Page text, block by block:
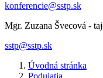
konferencie@sstp.sk
Mgr. Zuzana Švecová -
sstp@sstp.sk
Úvodná stránka
Podujatia